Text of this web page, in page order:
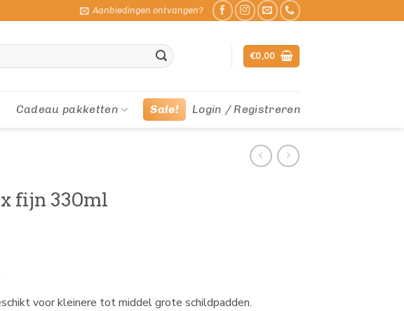
Aanbiedingen ontvangen?
€0,00
Cadeau pakketten Sale! Login / Registreren
fijn 330ml
voor kleinere tot middel grote schildpadden.